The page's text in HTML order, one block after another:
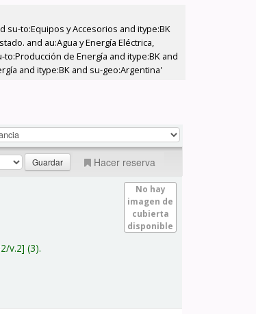
su-to:Equipos y Accesorios and itype:BK
and au:Agua y Energía Eléctrica,
de Energía and itype:BK and
and itype:BK and su-geo:Argentina'
Hacer reserva
No hay
imagen de
cubierta
disponible
v.2 (3).